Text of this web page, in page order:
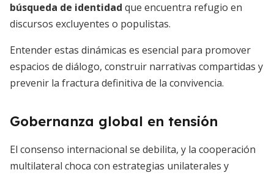
búsqueda de identidad que encuentra refugio en
discursos excluyentes o populistas.
Entender estas dinámicas es esencial para promover
espacios de diálogo, construir narrativas compartidas y
prevenir la fractura definitiva de la convivencia.
Gobernanza global en tensión
El consenso internacional se debilita, y la cooperación
multilateral choca con estrategias unilaterales y